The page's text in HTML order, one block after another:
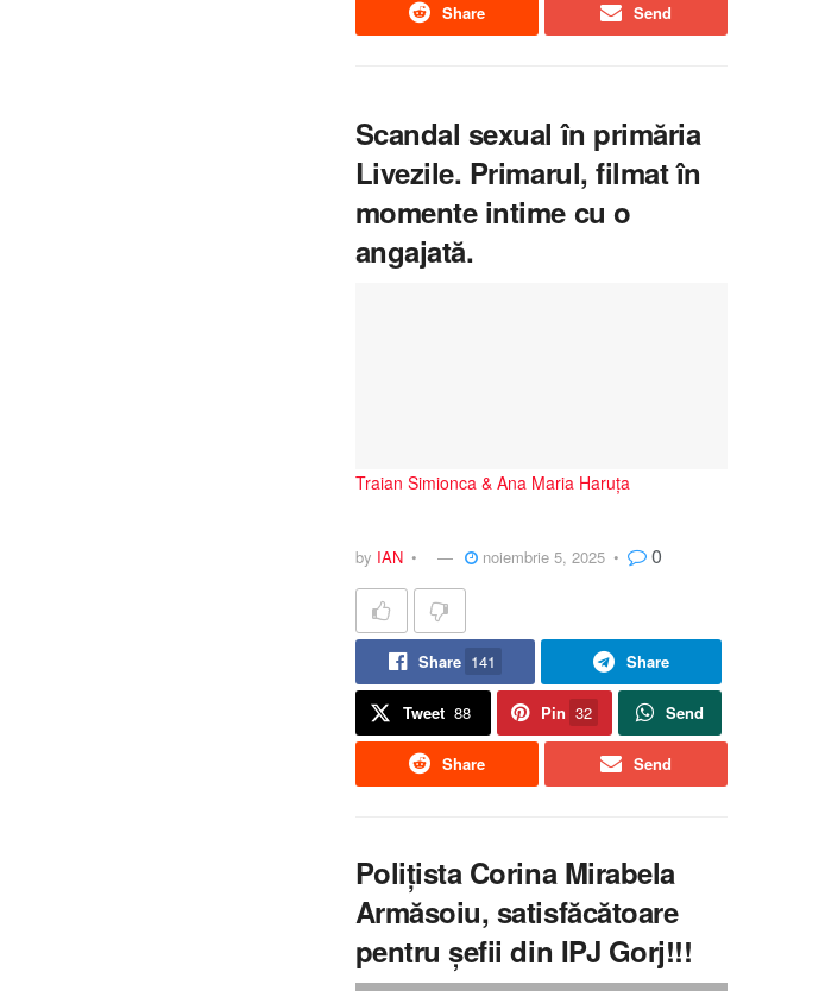
Share Send
Scandal sexual în primăria
Livezile. Primarul, filmat în
momente intime cu o
angajată.
Traian Simionca & Ana Maria Haruța
by IAN noiembrie 5, 2025 0
Share 141 Share
Tweet 88 Pin 32 Send
Share Send
Polițista Corina Mirabela
Armăsoiu, satisfăcătoare
pentru șefii din IPJ Gorj!!!